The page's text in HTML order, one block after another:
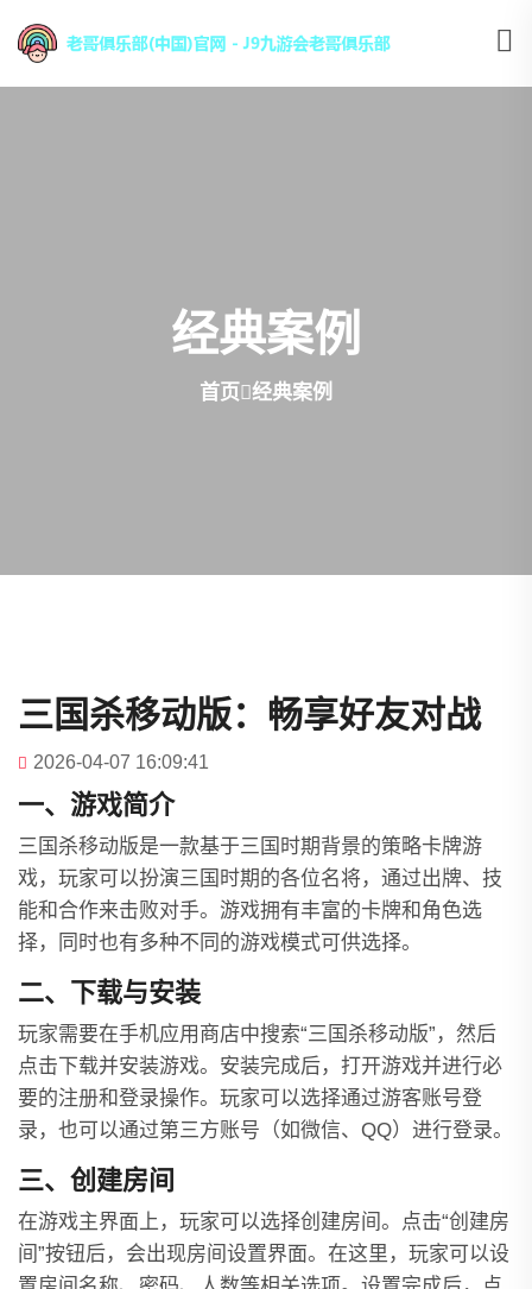
经典案例
首页 经典案例
三国杀移动版：畅享好友对战
2026-04-07 16:09:41
一、游戏简介
三国杀移动版是一款基于三国时期背景的策略卡牌游
戏，玩家可以扮演三国时期的各位名将，通过出牌、技
能和合作来击败对手。游戏拥有丰富的卡牌和角色选
择，同时也有多种不同的游戏模式可供选择。
二、下载与安装
玩家需要在手机应用商店中搜索“三国杀移动版”，然后
点击下载并安装游戏。安装完成后，打开游戏并进行必
要的注册和登录操作。玩家可以选择通过游客账号登
录，也可以通过第三方账号（如微信、QQ）进行登录。
三、创建房间
在游戏主界面上，玩家可以选择创建房间。点击“创建房
间”按钮后，会出现房间设置界面。在这里，玩家可以设